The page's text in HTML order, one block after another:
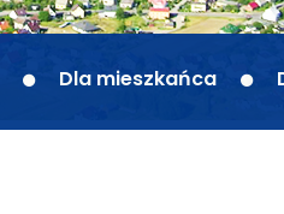
Dla mieszkańca